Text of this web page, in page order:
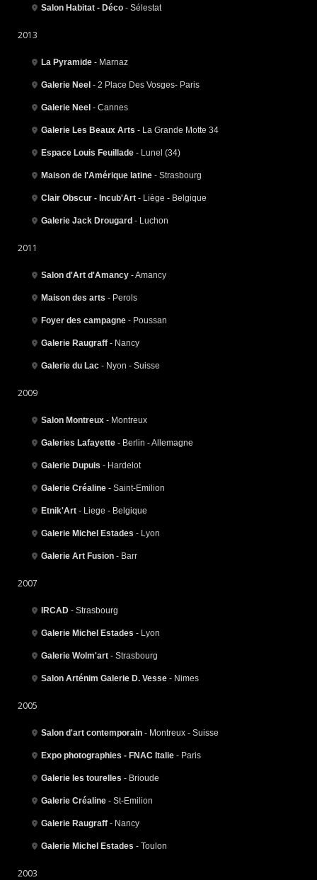
Salon Habitat - Déco - Sélestat
2013
La Pyramide - Marnaz
Galerie Neel - 2 Place Des Vosges- Paris
Galerie Neel - Cannes
Galerie Les Beaux Arts - La Grande Motte 34
Espace Louis Feuillade - Lunel (34)
Maison de l'Amérique latine - Strasbourg
Clair Obscur - Incub'Art - Liège - Belgique
Galerie Jack Drougard - Luchon
2011
Salon d'Art d'Amancy - Amancy
Maison des arts - Perols
Foyer des campagne - Poussan
Galerie Raugraff - Nancy
Galerie du Lac - Nyon - Suisse
2009
Salon Montreux - Montreux
Galeries Lafayette - Berlin - Allemagne
Galerie Dupuis - Hardelot
Galerie Créaline - Saint-Emilion
Etnik'Art - Liege - Belgique
Galerie Michel Estades - Lyon
Galerie Art Fusion - Barr
2007
IRCAD - Strasbourg
Galerie Michel Estades - Lyon
Galerie Wolm'art - Strasbourg
Salon Arténim Galerie D. Vesse - Nimes
2005
Salon d'art contemporain - Montreux - Suisse
Expo photographies - FNAC Italie - Paris
Galerie les tourelles - Brioude
Galerie Créaline - St-Emilion
Galerie Raugraff - Nancy
Galerie Michel Estades - Toulon
2003